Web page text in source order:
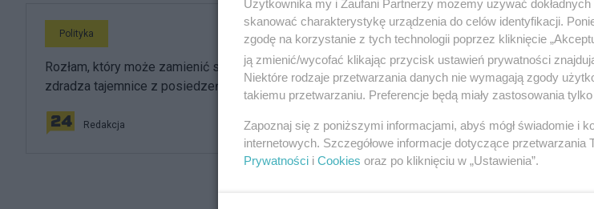
Polityka
Rozłam, który może zamienić się w sojusz. Terlecki
zdradza tajemnice z posiedzeń PiS
Redakcja
Polityka
O marzeniach Mariusza
Jan Filip Libicki
Użytkownika my i Zaufani Partnerzy możemy używać
skanować charakterystykę urządzenia do celów identyfikacji.
zgodę na korzystanie z tych technologii poprzez kliknięcie
ją zmienić/wycofać klikając przycisk ustawień prywatności
Niektóre rodzaje przetwarzania danych nie wymagają zgody
takiemu przetwarzaniu. Preferencje będą miały zastosowania tylko
Zapoznaj się z poniższymi informacjami, abyś mógł świadomie i
internetowych. Szczegółowe informacje dotyczące przetwarzania
Prywatności i Cookies oraz po kliknięciu w „Ustawienia”.